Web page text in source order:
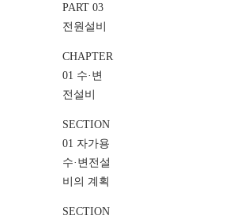
PART 03
전원설비
CHAPTER
01 수·변
전설비
SECTION
01 자가용
수·변전설
비의 계획
SECTION